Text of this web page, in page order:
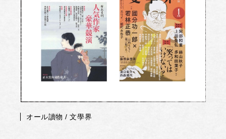
オール讀物 / 文學界